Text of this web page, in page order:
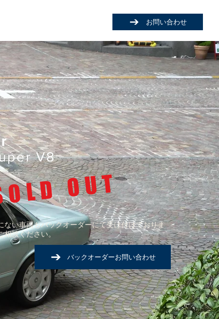
お問い合わせ
V8
OUT
ない車両もバックオーダーにて受け付けておりま
談ください。
バックオーダーお問い合わせ